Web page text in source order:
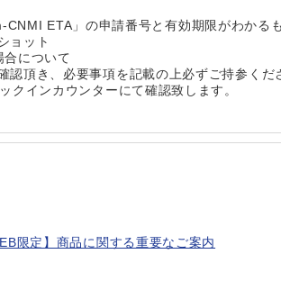
CNMI ETA」の申請番号と有効期限がわかる
ョット
合について
認頂き、必要事項を記載の上必ずご持参くだ
クインカウンターにて確認致します。
限定】商品に関する重要なご案内